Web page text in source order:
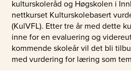
kulturskoleråd og Høgskolen i
nettkurset Kulturskolebasert
(KulVFL). Etter tre år med dette
inne for en evaluering og
kommende skoleår vil det bli
med vurdering for læring som